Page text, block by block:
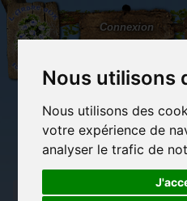
Nous utilisons
Nous utilisons des
votre expérience de
analyser le trafic de
L'Arbre
aux
100.000
Connexion
(vide)